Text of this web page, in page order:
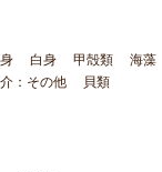
白身 甲殻類
海藻
：その他
貝類